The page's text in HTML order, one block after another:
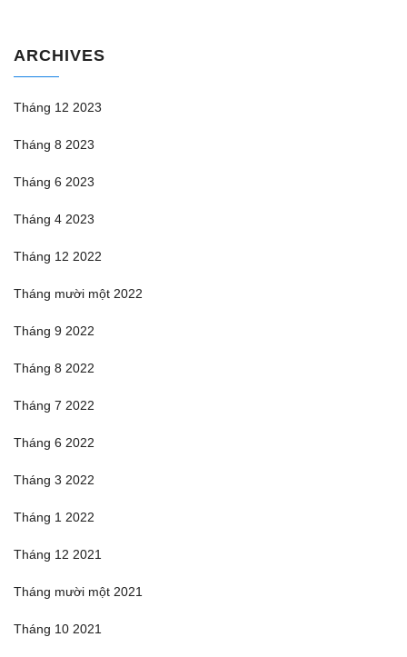
ARCHIVES
Tháng 12 2023
Tháng 8 2023
Tháng 6 2023
Tháng 4 2023
Tháng 12 2022
Tháng mười một 2022
Tháng 9 2022
Tháng 8 2022
Tháng 7 2022
Tháng 6 2022
Tháng 3 2022
Tháng 1 2022
Tháng 12 2021
Tháng mười một 2021
Tháng 10 2021